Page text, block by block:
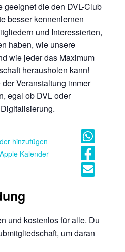
geeignet die den DVL-Club
besser kennenlernen
und Interessierten,
haben, wie unsere
wie jeder das Maximum
herausholen kann!
Veranstaltung immer
egal ob DVL oder
hinzufügen
Kalender
und kostenlos für alle. Du
um daran